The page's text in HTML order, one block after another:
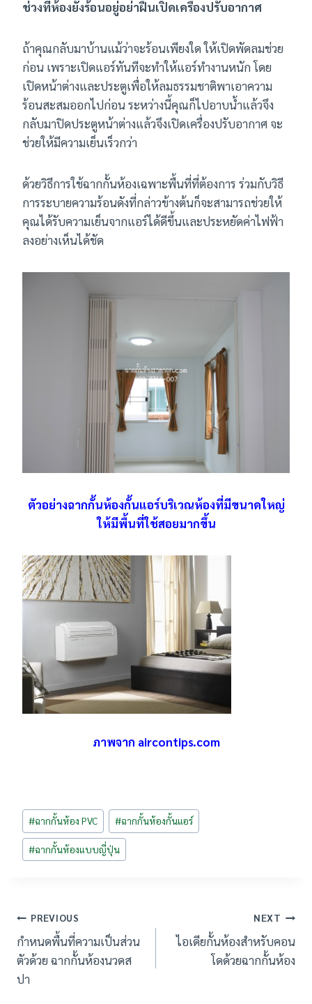
ช่วงที่ห้องยังร้อนอยู่อย่าฝืนเปิดเครื่องปรับอากาศ
ถ้าคุณกลับมาบ้านแม้ว่าจะร้อนเพียงใด ให้เปิดพัดลมช่วย
ก่อน เพราะเปิดแอร์ทันทีจะทำให้แอร์ทำงานหนัก โดย
เปิดหน้าต่างและประตูเพื่อให้ลมธรรมชาติพาเอาความ
ร้อนสะสมออกไปก่อน ระหว่างนี้คุณก็ไปอาบน้ำแล้วจึง
กลับมาปิดประตูหน้าต่างแล้วจึงเปิดเครื่องปรับอากาศ จะ
ช่วยให้มีความเย็นเร็วกว่า
ด้วยวิธีการใช้ฉากกั้นห้องเฉพาะพื้นที่ที่ต้องการ ร่วมกับวิธี
การระบายความร้อนดังที่กล่าวข้างต้นก็จะสามารถช่วยให้
คุณได้รับความเย็นจากแอร์ได้ดีขึ้นและประหยัดค่าไฟฟ้า
ลงอย่างเห็นได้ชัด
ตัวอย่างฉากกั้นห้องกั้นแอร์บริเวณห้องที่มีขนาดใหญ่
ให้มีพื้นที่ใช้สอยมากขึ้น
ภาพจาก aircontips.com
Post
Tags:
#ฉากกั้นห้อง PVC #ฉากกั้นห้องกั้นแอร์
#ฉากกั้นห้องแบบญี่ปุ่น
เมนู
นำทาง
เรื่อง
PREVIOUS
กำหนดพื้นที่ความเป็นส่วน
ตัวด้วย ฉากกั้นห้องนวดส
ปา
NEXT
ไอเดียกั้นห้องสำหรับคอน
โดด้วยฉากกั้นห้อง